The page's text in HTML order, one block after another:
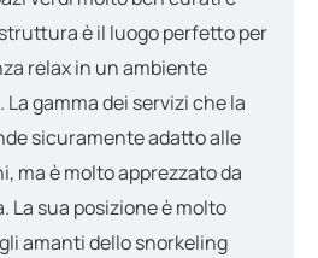
è il luogo perfetto per
relax in un ambiente
gamma dei servizi che la
sicuramente adatto alle
ma è molto apprezzato da
sua posizione è molto
amanti dello snorkeling